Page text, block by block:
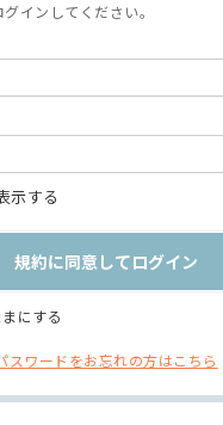
インしてください。
示する
にする
スワードをお忘れの方はこちら